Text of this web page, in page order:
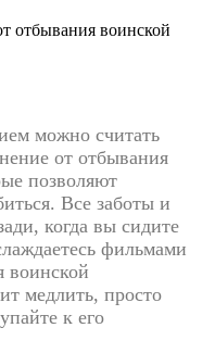
отбывания воинской
можно считать
от отбывания
позволяют
Все заботы и
когда вы сидите
фильмами
воинской
медлить, просто
к его